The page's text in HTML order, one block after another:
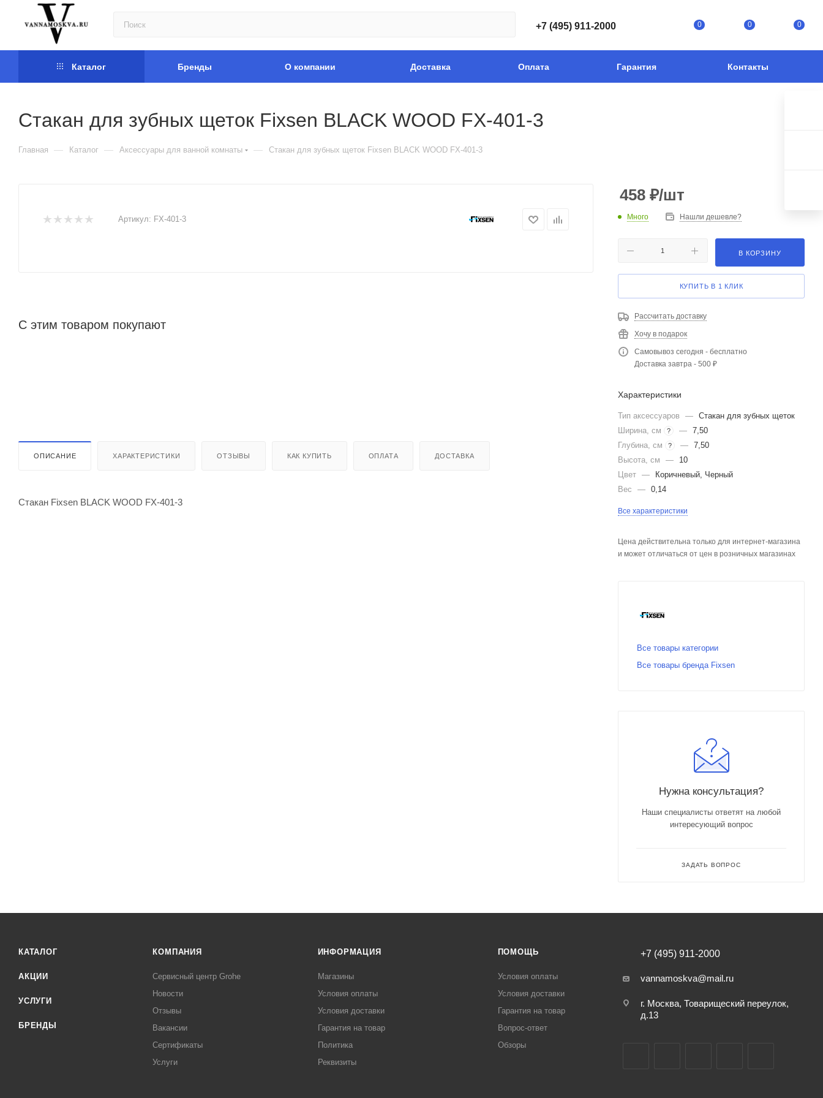
+7 (495) 911-2000 0 0 0
Каталог Бренды О компании Доставка Оплата Гарантия Контакты
Стакан для зубных щеток Fixsen BLACK WOOD FX-401-3
Главная — Каталог — Аксессуары для ванной комнаты — Стакан для зубных щеток Fixsen BLACK WOOD FX-401-3
Артикул: FX-401-3
С этим товаром покупают
ОПИСАНИЕ ХАРАКТЕРИСТИКИ ОТЗЫВЫ КАК КУПИТЬ ОПЛАТА ДОСТАВКА
Стакан Fixsen BLACK WOOD FX-401-3
458 ₽/шт
Много Нашли дешевле?
В КОРЗИНУ
КУПИТЬ В 1 КЛИК
Рассчитать доставку
Хочу в подарок
Самовывоз сегодня - бесплатно
Доставка завтра - 500 ₽
Характеристики
Тип аксессуаров — Стакан для зубных щеток
Ширина, см
? — 7,50
Глубина, см
? — 7,50
Высота, см
—
10
Цвет —
Коричневый, Черный
Вес
— 0,14
Все характеристики
Цена действительна только для интернет-магазина
и может отличаться от цен в розничных магазинах
Все товары категории
Все товары бренда Fixsen
Нужна консультация?
Наши специалисты ответят на любой
интересующий вопрос
ЗАДАТЬ ВОПРОС
КАТАЛОГ
АКЦИИ
УСЛУГИ
БРЕНДЫ
КОМПАНИЯ
Сервисный центр Grohe
Новости
Отзывы
Вакансии
Сертификаты
Услуги
ИНФОРМАЦИЯ
Магазины
Условия оплаты
Условия доставки
Гарантия на товар
Политика
Реквизиты
ПОМОЩЬ
Условия оплаты
Условия доставки
Гарантия на товар
Вопрос-ответ
Обзоры
+7 (495) 911-2000
vannamoskva@mail.ru
г. Москва, Товарищеский переулок,
д.13